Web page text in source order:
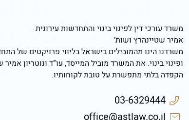
משרד עורכי דין לפינוי בינוי והתחדשות עירונית
אמיר שטיינהרץ ושות’
משרדנו הינו מהמובילים בישראל בליווי פרויקטים של
ופינוי בינוי. את המשרד מוביל המייסד, עו”ד ונוטריון
הקפדה בלתי מתפשרת על טובת לקוחותיו.
03-6329444
office@astlaw.co.il